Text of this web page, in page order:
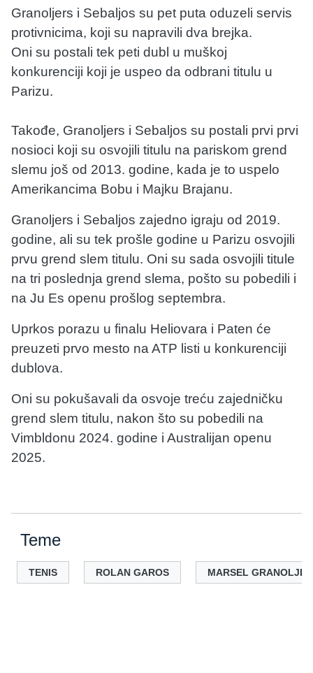
Granoljers i Sebaljos su pet puta oduzeli servis
protivnicima, koji su napravili dva brejka.
Oni su postali tek peti dubl u muškoj
konkurenciji koji je uspeo da odbrani titulu u
Parizu.
Takođe, Granoljers i Sebaljos su postali prvi prvi
nosioci koji su osvojili titulu na pariskom grend
slemu još od 2013. godine, kada je to uspelo
Amerikancima Bobu i Majku Brajanu.
Granoljers i Sebaljos zajedno igraju od 2019.
godine, ali su tek prošle godine u Parizu osvojili
prvu grend slem titulu. Oni su sada osvojili titule
na tri poslednja grend slema, pošto su pobedili i
na Ju Es openu prošlog septembra.
Uprkos porazu u finalu Heliovara i Paten će
preuzeti prvo mesto na ATP listi u konkurenciji
dublova.
Oni su pokušavali da osvoje treću zajedničku
grend slem titulu, nakon što su pobedili na
Vimbldonu 2024. godine i Australijan openu
2025.
Teme
TENIS ROLAN GAROS MARSEL